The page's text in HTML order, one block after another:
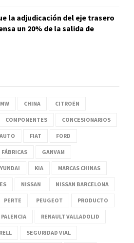
la adjudicación del eje trasero
un 20% de la salida de
CHINA CITROËN
COMPONENTES CONCESIONARIOS
FIAT FORD
FÁBRICAS GANVAM
KIA MARCAS CHINAS
NISSAN NISSAN BARCELONA
PERTE PEUGEOT PRODUCTO
RENAULT VALLADOLID
SEGURIDAD VIAL